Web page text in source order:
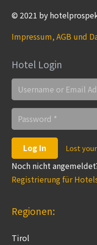
© 2021 by
Impressum, AGB und
Hotel Login
Log In Lost
Noch nicht
Registrierung für
Regionen:
Tirol